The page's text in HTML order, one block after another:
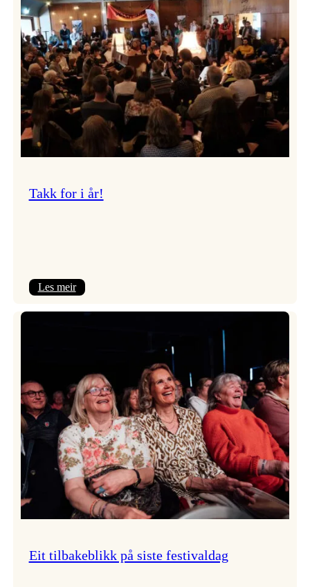
om
endringar
i
administrasjonen
Takk for i år!
Les meir:
Eit tilbakeblikk på siste festivaldag